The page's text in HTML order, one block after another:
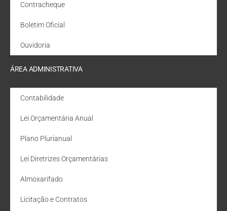
Contracheque
Boletim Oficial
Ouvidoria
ÁREA ADMINISTRATIVA
Contabilidade
Lei Orçamentária Anual
Plano Plurianual
Lei Diretrizes Orçamentárias
Almoxarifado
Licitação e Contratos